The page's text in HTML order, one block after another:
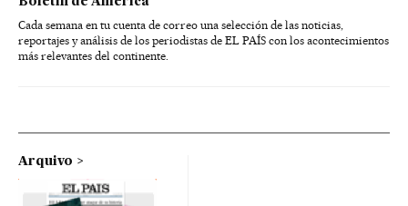
Cada semana en tu cuenta de correo una selección de las noticias,
reportajes y análisis de los periodistas de EL PAÍS con los acontecimientos
más relevantes del continente.
Arquivo